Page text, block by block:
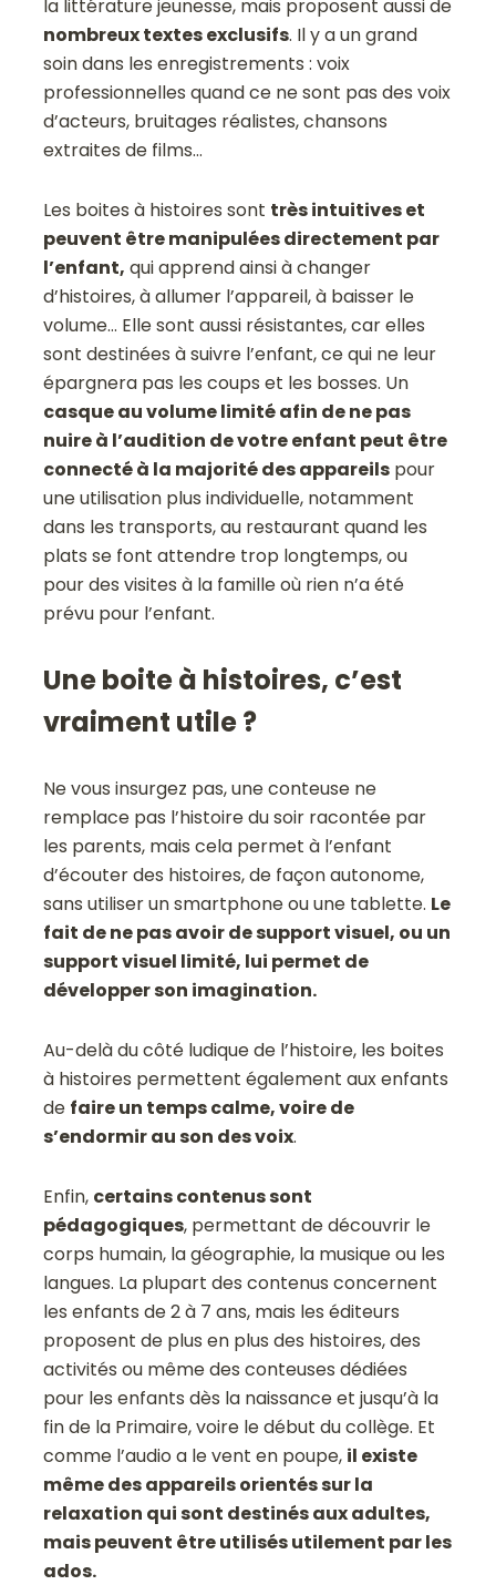
la littérature jeunesse, mais proposent aussi de
nombreux textes exclusifs. Il y a un grand
soin dans les enregistrements : voix
professionnelles quand ce ne sont pas des voix
d’acteurs, bruitages réalistes, chansons
extraites de films…
Les boites à histoires sont très intuitives et
peuvent être manipulées directement par
l’enfant, qui apprend ainsi à changer
d’histoires, à allumer l’appareil, à baisser le
volume… Elle sont aussi résistantes, car elles
sont destinées à suivre l’enfant, ce qui ne leur
épargnera pas les coups et les bosses. Un
casque au volume limité afin de ne pas
nuire à l’audition de votre enfant peut être
connecté à la majorité des appareils pour
une utilisation plus individuelle, notamment
dans les transports, au restaurant quand les
plats se font attendre trop longtemps, ou
pour des visites à la famille où rien n’a été
prévu pour l’enfant.
Une boite à histoires, c’est
vraiment utile ?
Ne vous insurgez pas, une conteuse ne
remplace pas l’histoire du soir racontée par
les parents, mais cela permet à l’enfant
d’écouter des histoires, de façon autonome,
sans utiliser un smartphone ou une tablette. Le
fait de ne pas avoir de support visuel, ou un
support visuel limité, lui permet de
développer son imagination.
Au-delà du côté ludique de l’histoire, les boites
à histoires permettent également aux enfants
de faire un temps calme, voire de
s’endormir au son des voix.
Enfin, certains contenus sont
pédagogiques, permettant de découvrir le
corps humain, la géographie, la musique ou les
langues. La plupart des contenus concernent
les enfants de 2 à 7 ans, mais les éditeurs
proposent de plus en plus des histoires, des
activités ou même des conteuses dédiées
pour les enfants dès la naissance et jusqu’à la
fin de la Primaire, voire le début du collège. Et
comme l’audio a le vent en poupe, il existe
même des appareils orientés sur la
relaxation qui sont destinés aux adultes,
mais peuvent être utilisés utilement par les
ados.